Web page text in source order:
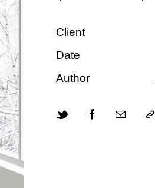
Client
Date
Author